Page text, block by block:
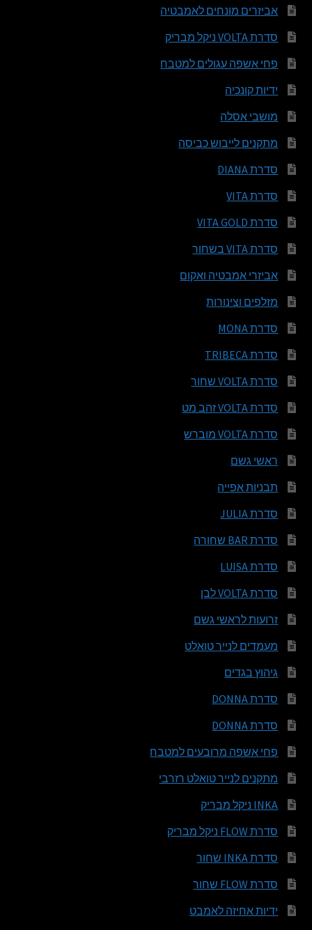
אביזרים מונחים לאמבטיה
סדרת VOLTA ניקל מבריק
פחי אשפה עגולים למטבח
ידיות קונכיה
מושבי אסלה
מתקנים לייבוש כביסה
סדרת DIANA
סדרת VITA
סדרת VITA GOLD
סדרת VITA בשחור
אביזרי אמבטיה ואקום
מזלפים וצינורות
סדרת MONA
סדרת TRIBECA
סדרת VOLTA שחור
סדרת VOLTA זהב מט
סדרת VOLTA מוברש
ראשי גשם
תבניות אפייה
סדרת JULIA
סדרת BAR שחורה
סדרת LUISA
סדרת VOLTA לבן
זרועות לראשי גשם
מעמדים לנייר טואלט
גיהוץ בגדים
סדרת DONNA
סדרת DONNA
פחי אשפה מרובעים למטבח
מתקנים לנייר טואלט רזרבי
INKA ניקל מבריק
סדרת FLOW ניקל מבריק
סדרת INKA שחור
סדרת FLOW שחור
ידיות אחיזה לאמבט